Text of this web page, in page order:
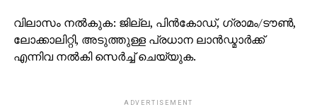
വിലാസം നല്‍കുക: ജില്ല, പിന്‍കോഡ്, ഗ്രാമം/ടൗണ്‍,
ലോക്കാലിറ്റി, അടുത്തുള്ള പ്രധാന ലാന്‍ഡ്മാര്‍ക്ക്
എന്നിവ നല്‍കി സെര്‍ച്ച് ചെയ്യുക.
ADVERTISEMENT